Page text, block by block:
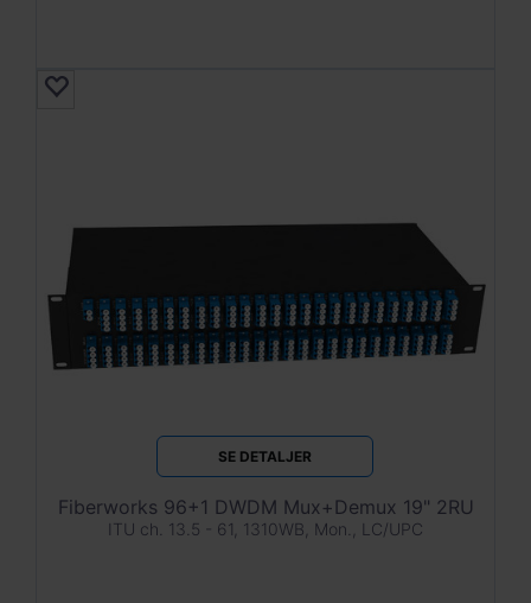
SE DETALJER
Fiberworks 96+1 DWDM Mux+Demux 19" 2RU
ITU ch. 13.5 - 61, 1310WB, Mon., LC/UPC